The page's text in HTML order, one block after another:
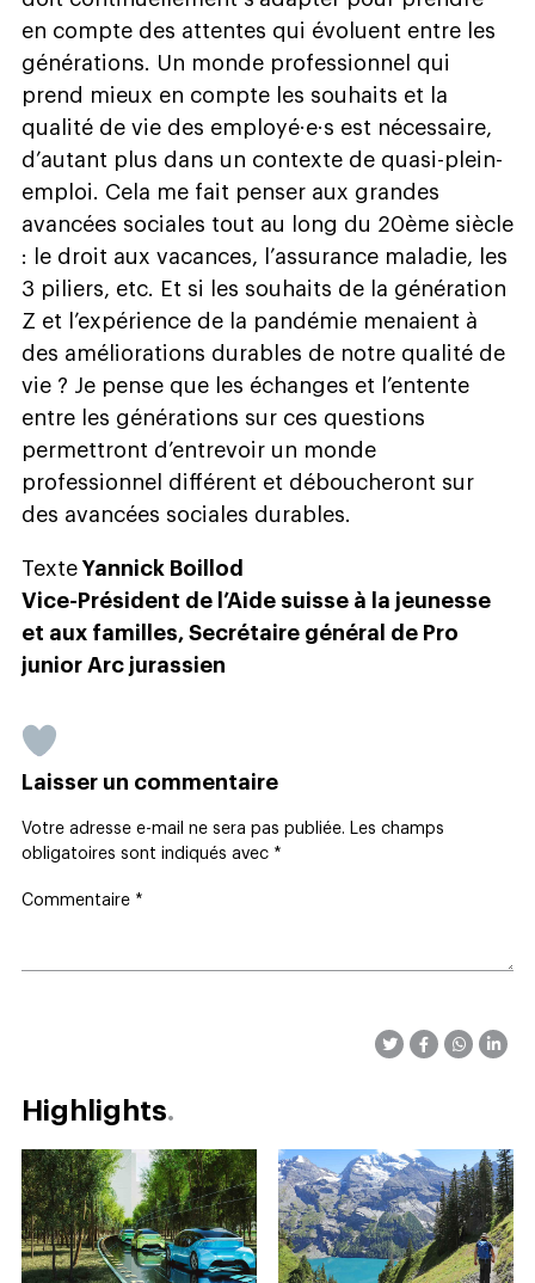
en compte des attentes qui évoluent entre les
générations. Un monde professionnel qui
prend mieux en compte les souhaits et la
qualité de vie des employé·e·s est nécessaire,
d’autant plus dans un contexte de quasi-plein-
emploi. Cela me fait penser aux grandes
avancées sociales tout au long du 20ème siècle
: le droit aux vacances, l’assurance maladie, les
3 piliers, etc. Et si les souhaits de la génération
Z et l’expérience de la pandémie menaient à
des améliorations durables de notre qualité de
vie ? Je pense que les échanges et l’entente
entre les générations sur ces questions
permettront d’entrevoir un monde
professionnel différent et déboucheront sur
des avancées sociales durables.
Texte Yannick Boillod
Vice-Président de l’Aide suisse à la jeunesse
et aux familles, Secrétaire général de Pro
junior Arc jurassien
Laisser un commentaire
Votre adresse e-mail ne sera pas publiée. Les champs
obligatoires sont indiqués avec *
Commentaire *
Highlights